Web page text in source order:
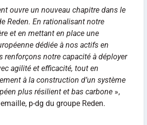
ouvre un nouveau chapitre dans le
Reden. En rationalisant notre
et en mettant en place une
dédiée à nos actifs en
renforçons notre capacité à déployer
agilité et efficacité, tout en
à la construction d’un système
plus résilient et bas carbone»,
p-dg du groupe Reden.